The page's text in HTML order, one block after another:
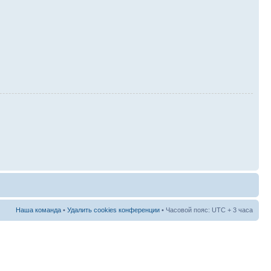
Наша команда • Удалить cookies конференции • Часовой пояс: UTC + 3 часа